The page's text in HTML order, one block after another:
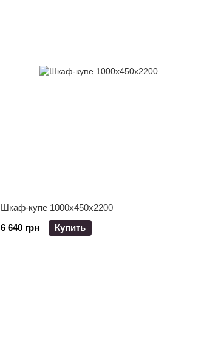
Шкаф-купе 1000x450x2200
6 640 грн
Купить